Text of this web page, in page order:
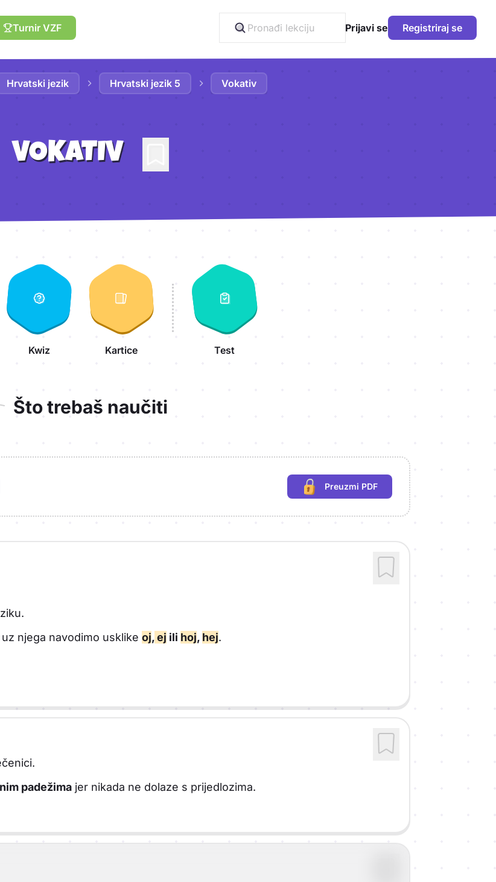
Turnir VZF Prijavi se Registriraj se
Hrvatski jezik Hrvatski jezik 5 Vokativ
VOKATIV
Kwiz Kartice Test
Što trebaš naučiti
Preuzmi PDF
(potrebna prijava)
njega navodimo usklike oj,ej ili hoj, hej.
padežima jer nikada ne dolaze s prijedlozima.